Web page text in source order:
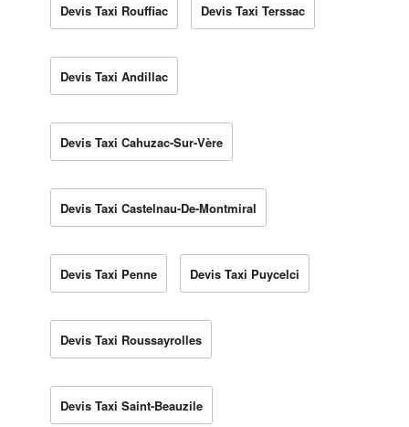
Devis Taxi Rouffiac Devis Taxi Terssac
Devis Taxi Andillac
Devis Taxi Cahuzac-Sur-Vère
Devis Taxi Castelnau-De-Montmiral
Devis Taxi Penne Devis Taxi Puycelci
Devis Taxi Roussayrolles
Devis Taxi Saint-Beauzile